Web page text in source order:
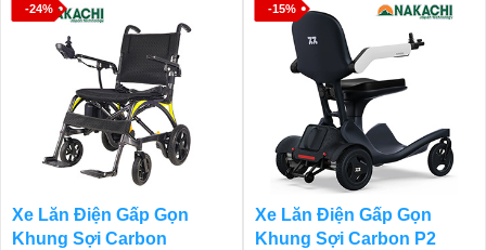
-24%
Xe Lăn Điện Gấp Gọn
Khung Sợi Carbon
-15%
Xe Lăn Điện Gấp Gọn
Khung Sợi Carbon P2